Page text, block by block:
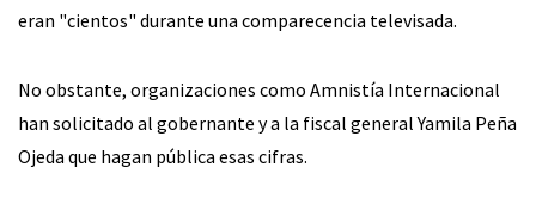
eran "cientos" durante una comparecencia televisada.
No obstante, organizaciones como Amnistía Internacional
han solicitado al gobernante y a la fiscal general Yamila Peña
Ojeda que hagan pública esas cifras.